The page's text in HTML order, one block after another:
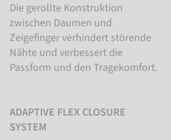
Die gerollte Konstruktion
zwischen Daumen und
Zeigefinger verhindert störende
Nähte und verbessert die
Passform und den Tragekomfort.
ADAPTIVE FLEX CLOSURE
SYSTEM